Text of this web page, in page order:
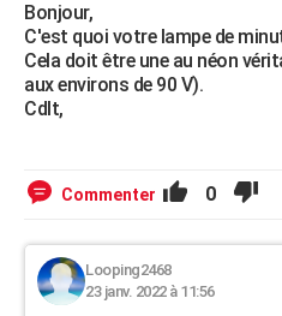
Bonjour,
C'est quoi votre lampe de
Cela doit être une au néon
aux environs de 90 V).
Cdlt,
Commenter 0
Looping2468
23 janv. 2022 à 11:56